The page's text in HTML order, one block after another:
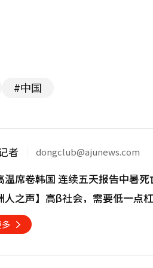
#中国
者 dongclub@ajunews.com
温席卷韩国 连续五天报告中暑死
人之声】高β社会，需要低一点